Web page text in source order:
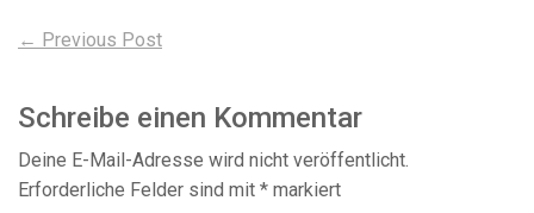
Beitragsnavigation
← Previous PostPrevious
Schreibe einen Kommentar
Deine E-Mail-Adresse wird nicht veröffentlicht.
Erforderliche Felder sind mit * markiert